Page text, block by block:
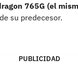
765G (el
su predecesor.
PUBLICIDAD